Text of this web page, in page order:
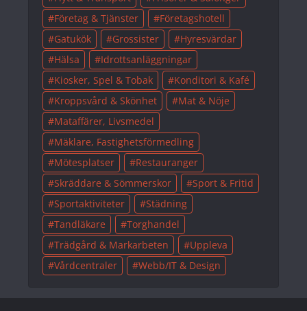
Företag & Tjänster
Företagshotell
Gatukök
Grossister
Hyresvärdar
Hälsa
Idrottsanläggningar
Kiosker, Spel & Tobak
Konditori & Kafé
Kroppsvård & Skönhet
Mat & Nöje
Mataffärer, Livsmedel
Mäklare, Fastighetsförmedling
Mötesplatser
Restauranger
Skräddare & Sömmerskor
Sport & Fritid
Sportaktiviteter
Städning
Tandläkare
Torghandel
Trädgård & Markarbeten
Uppleva
Vårdcentraler
Webb/IT & Design